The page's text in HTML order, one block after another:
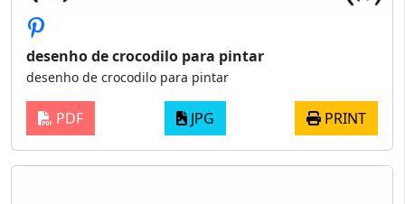
desenho de crocodilo para pintar
desenho de crocodilo para pintar
PDF JPG PRINT